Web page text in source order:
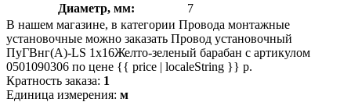
Диаметр, мм:
7
В нашем магазине, в категории Провода монтажные
установочные можно заказать Провод установочный
ПуГВнг(А)-LS 1х16Желто-зеленый барабан с артикулом
0501090306 по цене {{ price | localeString }} р.
Кратность заказа: 1
Единица измерения: м